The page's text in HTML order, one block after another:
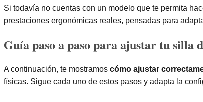
Si todavía no cuentas con un modelo que te permita
prestaciones ergonómicas reales, pensadas para
Guía paso a paso para ajustar tu silla
A continuación, te mostramos cómo ajustar
físicas. Sigue cada uno de estos pasos y adapta la